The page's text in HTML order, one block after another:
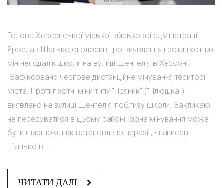
Голова Херсонської міської військової адміністрації
Ярослав Шанько оголосив про виявлення протипіхотних
мін неподалік школи на вулиці Шенгелія в Херсоні.
"Зафіксовано чергове дистанційне мінування території
міста. Протипіхотні міни типу "Пряник" ("Плюшка")
виявлено на вулиці Шенгелія, поблизу школи. Закликаю
не пересуватися в цьому районі. Зона мінування може
бути ширшою, ніж встановлено наразі", - написав
Шанько в...
ЧИТАТИ ДАЛІ